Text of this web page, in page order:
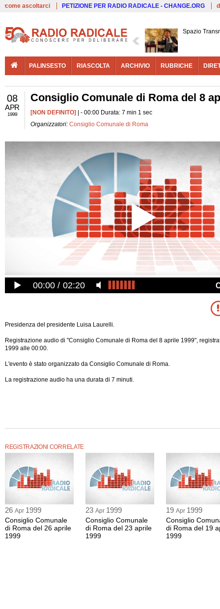
come ascoltarci PETIZIONE PER RADIO RADICALE - CHANGE.ORG
Spazio
PALINSESTO RIASCOLTA ARCHIVIO RUBRICHE
08
APR
1999
Consiglio Comunale di Roma del 8
[NON DEFINITO]
| - 00:00 Durata: 7 min 1 sec
Organizzatori: Consiglio Comunale di Roma
00:00 02:20
Presidenza del presidente Luisa Laurelli.
Registrazione audio di "Consiglio Comunale di Roma del 8 aprile 1999",
1999 alle 00:00.
L'evento è stato organizzato da Consiglio Comunale di Roma.
La registrazione audio ha una durata di 7 minuti.
REGISTRAZIONI CORRELATE
26 Apr 1999
Consiglio Comunale
di Roma del 26 aprile
1999
23 Apr 1999
Consiglio Comunale
di Roma del 23 aprile
1999
19 Apr 1999
Consiglio
di Roma del 19
1999